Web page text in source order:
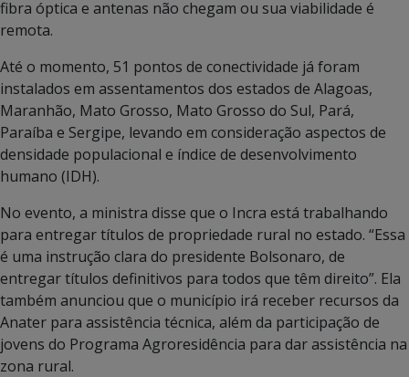
fibra óptica e antenas não chegam ou sua viabilidade é
remota.
Até o momento, 51 pontos de conectividade já foram
instalados em assentamentos dos estados de Alagoas,
Maranhão, Mato Grosso, Mato Grosso do Sul, Pará,
Paraíba e Sergipe, levando em consideração aspectos de
densidade populacional e índice de desenvolvimento
humano (IDH).
No evento, a ministra disse que o Incra está trabalhando
para entregar títulos de propriedade rural no estado. “Essa
é uma instrução clara do presidente Bolsonaro, de
entregar títulos definitivos para todos que têm direito”. Ela
também anunciou que o município irá receber recursos da
Anater para assistência técnica, além da participação de
jovens do Programa Agroresidência para dar assistência na
zona rural.